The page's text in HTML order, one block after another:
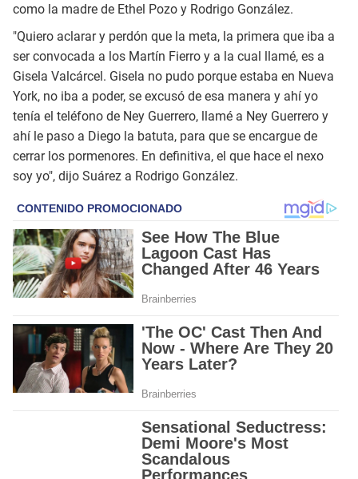
como la madre de Ethel Pozo y Rodrigo González.
"Quiero aclarar y perdón que la meta, la primera que iba a
ser convocada a los Martín Fierro y a la cual llamé, es a
Gisela Valcárcel. Gisela no pudo porque estaba en Nueva
York, no iba a poder, se excusó de esa manera y ahí yo
tenía el teléfono de Ney Guerrero, llamé a Ney Guerrero y
ahí le paso a Diego la batuta, para que se encargue de
cerrar los pormenores. En definitiva, el que hace el nexo
soy yo", dijo Suárez a Rodrigo González.